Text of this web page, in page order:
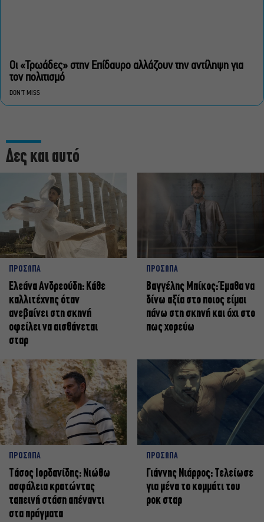
Οι «Τρωάδες» στην Επίδαυρο αλλάζουν την αντίληψη για
τον πολιτισμό
DON'T MISS
Δες και αυτό
ΠΡΟΣΩΠΑ
Ελεάνα Ανδρεούδη: Κάθε
καλλιτέχνης όταν
ανεβαίνει στη σκηνή
οφείλει να αισθάνεται
σταρ
ΠΡΟΣΩΠΑ
Βαγγέλης Μπίκος: Έμαθα να
δίνω αξία στο ποιος είμαι
πάνω στη σκηνή και όχι στο
πως χορεύω
ΠΡΟΣΩΠΑ
Tάσος Ιορδανίδης: Νιώθω
ασφάλεια κρατώντας
ταπεινή στάση απέναντι
στα πράγματα
ΠΡΟΣΩΠΑ
Γιάννης Νιάρρος: Τελείωσε
για μένα το κομμάτι του
ροκ σταρ